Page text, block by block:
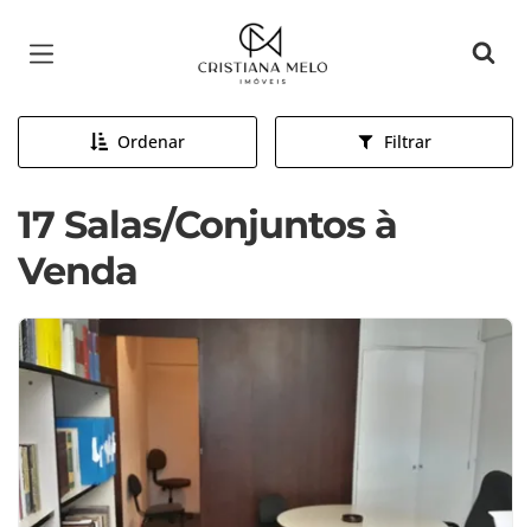
Página inicial
Ordenar Filtrar
17 Salas/Conjuntos à
Venda